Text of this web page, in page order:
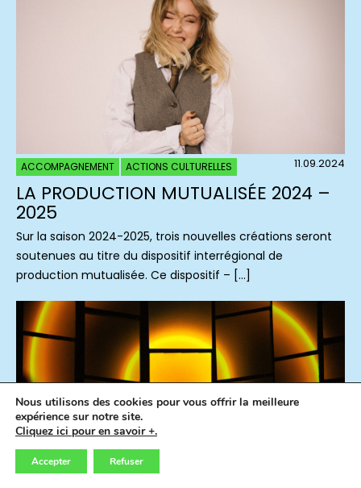
ACCOMPAGNEMENT ACTIONS CULTURELLES 11.09.2024
LA PRODUCTION MUTUALISÉE 2024 –
2025
Sur la saison 2024-2025, trois nouvelles créations seront
soutenues au titre du dispositif interrégional de
production mutualisée. Ce dispositif – […]
Nous utilisons des cookies pour vous offrir la meilleure
expérience sur notre site.
Cliquez ici pour en savoir +.
Accepter Refuser